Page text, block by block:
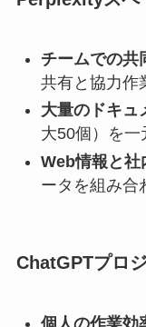
チームでの共
共有と協力作
大量のドキュ
大50個）を一
Web情報と社
ータを組み合
ChatGPTプロ
個人の作業効